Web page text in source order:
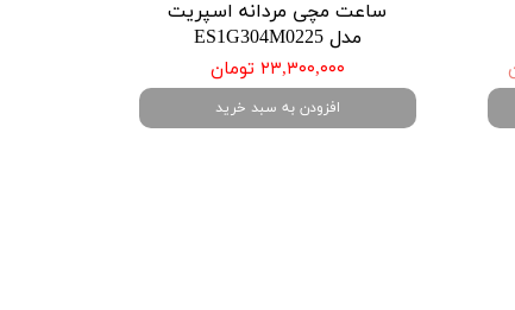
ساعت مچی مردانه اسپریت
مدل ES1G304M0225
۲۳,۳۰۰,۰۰۰ تومان
افزودن به سبد خرید